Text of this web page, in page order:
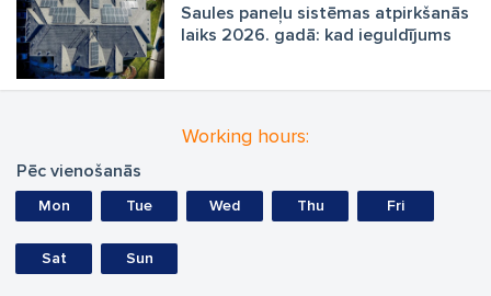
Saules paneļu sistēmas atpirkšanās
laiks 2026. gadā: kad ieguldījums
Working hours:
Pēc vienošanās
Mon Tue Wed Thu Fri
Sat Sun